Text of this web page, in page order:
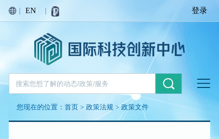
| EN | 登录
您现在的位置：首页 >政策法规>政策文件